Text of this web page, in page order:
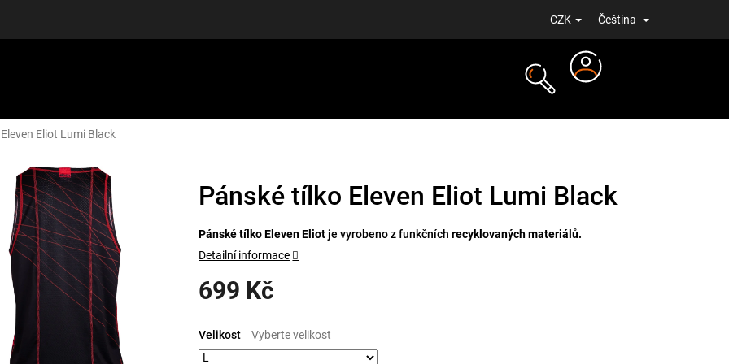
CZK Čeština
Eliot Lumi Black
Pánské tílko Eleven Eliot Lumi Black
699 Kč
cena:
Velikost
Pánské tílko Eleven Eliot je vyrobeno z funkčních recyklovaných materiálů.
Detailní informace